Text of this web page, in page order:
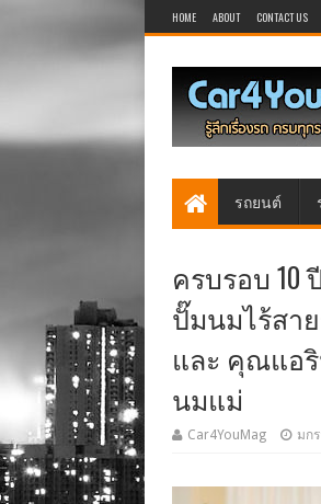
HOME ABOUT CONTACT US
รถยนต์
ครบรอบ 10
ปั๊มนมไร้สา
และ คุณแอ
นมแม่
Car4YouMag มก